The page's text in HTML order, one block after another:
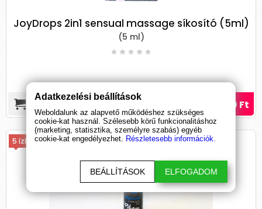
JoyDrops 2in1 sensual massage síkosító (5ml)
(5 ml)
190 Ft
5 ízben
Adatkezelési beállítások
Weboldalunk az alapvető működéshez szükséges
cookie-kat használ. Szélesebb körű funkcionalitáshoz
(marketing, statisztika, személyre szabás) egyéb
cookie-kat engedélyezhet. Részletesebb információk.
BEÁLLÍTÁSOK ELFOGADOM